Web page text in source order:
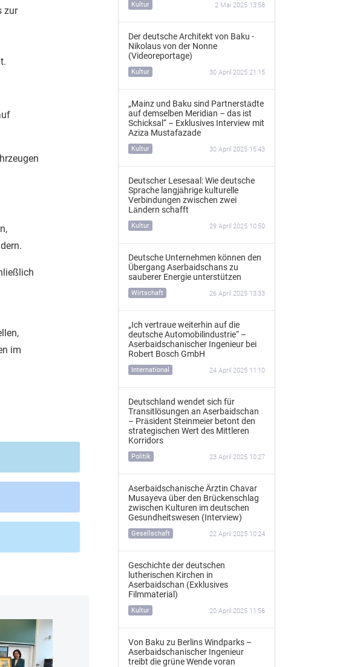
zur
im
Kultur 2 Mai 2025 13:58
Der deutsche Architekt von Baku -
Nikolaus von der Nonne
(Videoreportage)
Kultur 30 April 2025 21:15
„Mainz und Baku sind Partnerstädte
auf demselben Meridian – das ist
Schicksal“ – Exklusives Interview mit
Aziza Mustafazade
Kultur 30 April 2025 15:43
Deutscher Lesesaal: Wie deutsche
Sprache langjährige kulturelle
Verbindungen zwischen zwei
Ländern schafft
Kultur 29 April 2025 10:50
Deutsche Unternehmen können den
Übergang Aserbaidschans zu
sauberer Energie unterstützen
Wirtschaft 26 April 2025 13:33
„Ich vertraue weiterhin auf die
deutsche Automobilindustrie“ –
Aserbaidschanischer Ingenieur bei
Robert Bosch GmbH
International 24 April 2025 11:10
Deutschland wendet sich für
Transitlösungen an Aserbaidschan
– Präsident Steinmeier betont den
strategischen Wert des Mittleren
Korridors
Politik 23 April 2025 10:27
Aserbaidschanische Ärztin Chavar
Musayeva über den Brückenschlag
zwischen Kulturen im deutschen
Gesundheitswesen (Interview)
Gesellschaft 22 April 2025 10:24
Geschichte der deutschen
lutherischen Kirchen in
Aserbaidschan (Exklusives
Filmmaterial)
Kultur 20 April 2025 11:56
Von Baku zu Berlins Windparks –
Aserbaidschanischer Ingenieur
treibt die grüne Wende voran